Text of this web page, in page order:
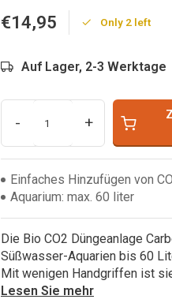
€14,95 Only 2 left
Auf Lager, 2-3 Werktage
- +
Einfaches Hinzufügen von
Aquarium: max. 60 liter
Die Bio CO2 Düngeanlage
Süßwasser-Aquarien bis 60
Mit wenigen Handgriffen ist
Lesen Sie mehr